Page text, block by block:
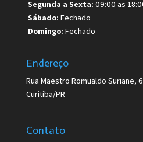
Segunda a Sexta: 09:00 as
Sábado: Fechado
Domingo: Fechado
Endereço
Rua Maestro Romualdo Suriane,
Curitiba/PR
Contato